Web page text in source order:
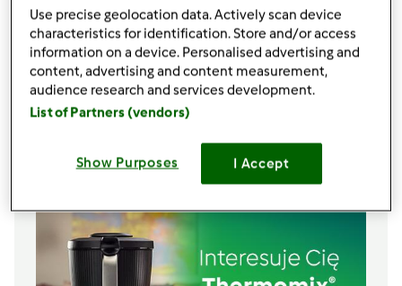
półkg przesianej mąki tortowej
3czubate łyżkimąki ziemiaczanej
2łyżekoleju
0,5szklanki ciepłej wdy,gorąca
szklanka ciepłego mleka
szczypta oli
Lista zakupów
Use precise geolocation data. Actively scan device
characteristics for identification. Store and/or access
information on a device. Personalised advertising and
content, advertising and content measurement,
audience research and services development.
List of Partners (vendors)
Show Purposes I Accept